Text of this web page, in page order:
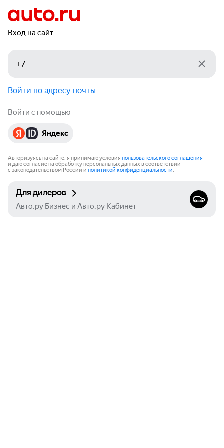
Вход на сайт
Войти по адресу почты
Войти с помощью
Яндекс
Авторизуясь на сайте, я принимаю условия пользовательского соглашения
и даю согласие на обработку персональных данных в соответствии
с законодательством России и политикой конфиденциальности.
Для дилеров
Авто.ру Бизнес и Авто.ру Кабинет